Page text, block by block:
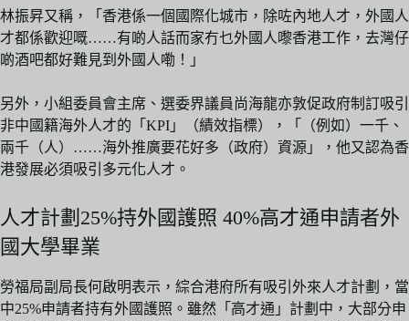
林振昇又稱，「香港係一個國際化城市，除咗內地人才，外國人
才都係歡迎嘅……有啲人話而家冇乜外國人嚟香港工作，去灣仔
啲酒吧都好難見到外國人嘞！」
另外，小組委員會主席、選委界議員尚海龍亦敦促政府制訂吸引
非中國籍海外人才的「KPI」（績效指標），「（例如）一千、
兩千（人）……海外推廣要花好多（政府）資源」，他又認為香
港發展必須吸引多元化人才。
人才計劃25%持外國護照 40%高才通申請者外
國大學畢業
勞福局副局長何啟明表示，綜合港府所有吸引外來人才計劃，當
中25%申請者持有外國護照。雖然「高才通」計劃中，大部分申